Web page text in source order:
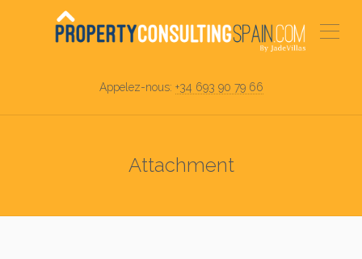
Appelez-nous: +34 693 90 79 66
Attachment